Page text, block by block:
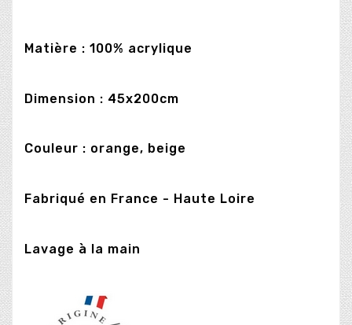
Matière : 100% acrylique
Dimension : 45x200cm
Couleur : orange, beige
Fabriqué en France - Haute Loire
Lavage à la main